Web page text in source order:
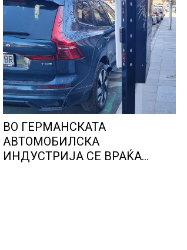
ВО ГЕРМАНСКАТА
АВТОМОБИЛСКА
ИНДУСТРИЈА СЕ ВРАЌА